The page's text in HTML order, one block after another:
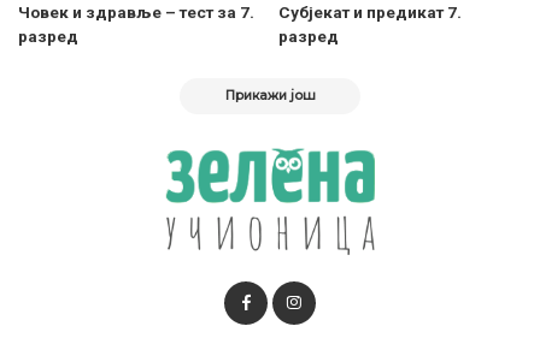
Човек и здравље – тест за 7.
разред
Субјекат и предикат 7.
разред
Прикажи још